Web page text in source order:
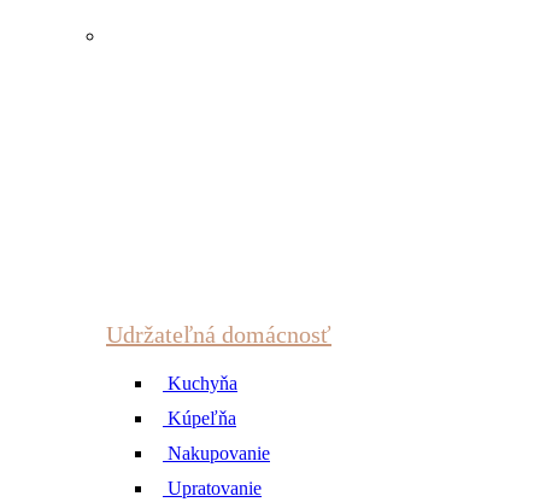
Udržateľná domácnosť
Kuchyňa
Kúpeľňa
Nakupovanie
Upratovanie